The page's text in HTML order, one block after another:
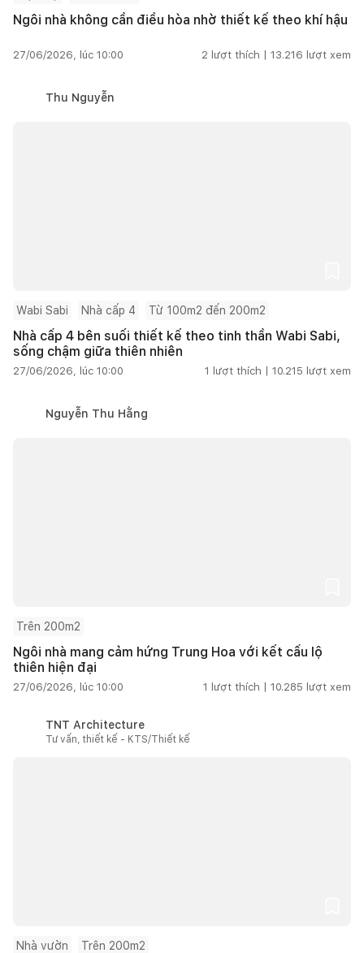
Ngôi nhà không cần điều hòa nhờ thiết kế theo khí hậu
27/06/2026, lúc 10:00 2 lượt thích | 13.216 lượt xem
Thu Nguyễn
Wabi Sabi Nhà cấp 4 Từ 100m2 đến 200m2
Nhà cấp 4 bên suối thiết kế theo tinh thần Wabi Sabi,
sống chậm giữa thiên nhiên
27/06/2026, lúc 10:00 1 lượt thích | 10.215 lượt xem
Nguyễn Thu Hằng
Trên 200m2
Ngôi nhà mang cảm hứng Trung Hoa với kết cấu lộ
thiên hiện đại
27/06/2026, lúc 10:00 1 lượt thích | 10.285 lượt xem
TNT Architecture
Tư vấn, thiết kế - KTS/Thiết kế
Nhà vườn Trên 200m2